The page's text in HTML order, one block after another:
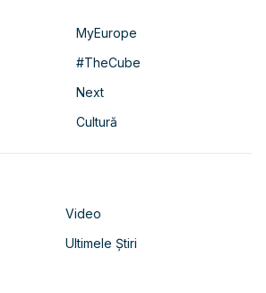
MyEurope
#TheCube
Next
Cultură
Video
Ultimele Știri